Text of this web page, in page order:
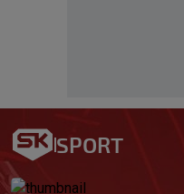
SPORT